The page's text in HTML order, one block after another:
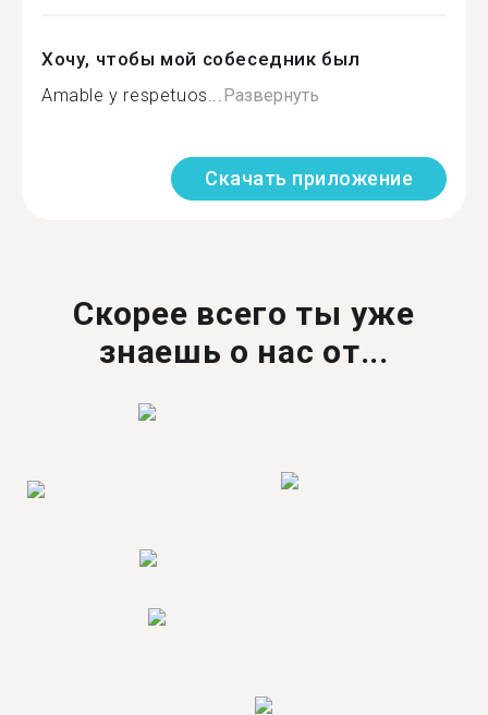
Хочу, чтобы мой собеседник был
Amable y respetuos...Развернуть
Скачать приложение
Скорее всего ты уже
знаешь о нас от...